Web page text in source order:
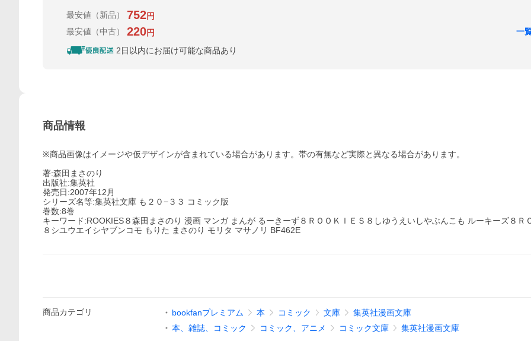
最安値 （新品） 752円
最安値 （中古） 220円
2日以内にお届け可能な商品あり
一
商品情報
※商品画像はイメージや仮デザインが含まれている場合があります。帯の有無など実際と異なる場合があります。
著:森田まさのり
出版社:集英社
発売日:2007年12月
シリーズ名等:集英社文庫 も２０−３３ コミック版
巻数:8巻
キーワード:ROOKIES８森田まさのり 漫画 マンガ まんが るーきーず８ＲＯＯＫＩＥＳ８しゆうえいしやぶんこも ルーキーズ８Ｒ
８シユウエイシヤブンコモ もりた まさのり モリタ マサノリ BF462E
商品カテゴリ bookfanプレミアム 本 コミック 文庫
集英社漫画文庫
本、雑誌、コミック
コミック、アニメ コミック文庫 集英社漫画文庫